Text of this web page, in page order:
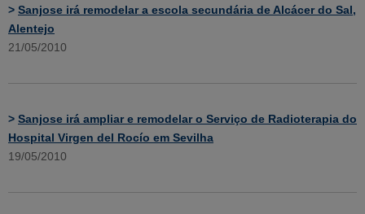
> Sanjose irá remodelar a escola secundária de Alcácer do Sal,
Alentejo
21/05/2010
> Sanjose irá ampliar e remodelar o Serviço de Radioterapia do
Hospital Virgen del Rocío em Sevilha
19/05/2010